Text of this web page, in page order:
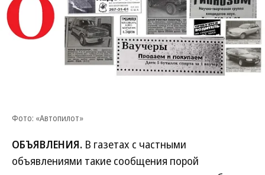
Фото: «Автопилот»
ОБЪЯВЛЕНИЯ. В газетах с частными
объявлениями такие сообщения порой